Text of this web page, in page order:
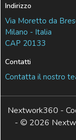
Indirizzo
Via Moretto da
Milano - Italia
CAP 20133
Contatti
Contatta il nostro
Nextwork360 -
- © 2026